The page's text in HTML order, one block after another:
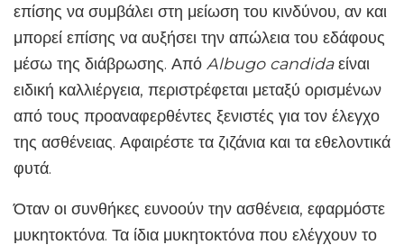
επίσης να συμβάλει στη μείωση του κινδύνου, αν και
μπορεί επίσης να αυξήσει την απώλεια του εδάφους
μέσω της διάβρωσης. Από Albugo candidaείναι
ειδική καλλιέργεια, περιστρέφεται μεταξύ ορισμένων
από τους προαναφερθέντες ξενιστές για τον έλεγχο
της ασθένειας. Αφαιρέστε τα ζιζάνια και τα εθελοντικά
φυτά.
Όταν οι συνθήκες ευνοούν την ασθένεια, εφαρμόστε
μυκητοκτόνα. Τα ίδια μυκητοκτόνα που ελέγχουν το